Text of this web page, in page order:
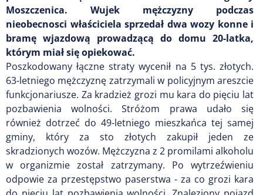
Moszczenica. Wujek mężczyzny podczas
nieobecnosci właściciela sprzedał dwa wozy konne i
bramę wjazdową prowadzącą do domu 20-latka,
którym miał się opiekować.
Poszkodowany łączne straty wycenił na 5 tys. złotych.
63-letniego mężczyznę zatrzymali w policyjnym areszcie
funkcjonariusze. Za kradzież grozi mu kara do pięciu lat
pozbawienia wolności. Stróżom prawa udało się
również dotrzeć do 49-letniego mieszkańca tej samej
gminy, który za sto złotych zakupił jeden ze
skradzionych wozów. Mężczyzna z 2 promilami alkoholu
w organizmie został zatrzymany. Po wytrzeźwieniu
odpowie za przestępstwo paserstwa - za co grozi kara